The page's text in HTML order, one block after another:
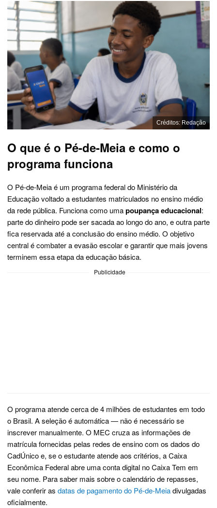
Créditos: Redação
O que é o Pé-de-Meia e como o
programa funciona
O Pé-de-Meia é um programa federal do Ministério da
Educação voltado a estudantes matriculados no ensino médio
da rede pública. Funciona como umapoupança educacional:
parte do dinheiro pode ser sacada ao longo do ano, e outra parte
fica reservada até a conclusão do ensino médio. O objetivo
central é combater a evasão escolar e garantir que mais jovens
terminem essa etapa da educação básica.
Publicidade
O programa atende cerca de 4 milhões de estudantes em todo
o Brasil. A seleção é automática — não é necessário se
inscrever manualmente. O MEC cruza as informações de
matrícula fornecidas pelas redes de ensino com os dados do
CadÚnico e, se o estudante atende aos critérios, a Caixa
Econômica Federal abre uma conta digital no Caixa Tem em
seu nome. Para saber mais sobre o calendário de repasses,
vale conferir as datas de pagamento do Pé-de-Meiadivulgadas
oficialmente.